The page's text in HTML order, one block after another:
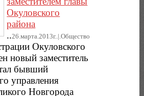
Окуловского
района
..26.марта.2013г..|.Общество
Окуловского
новый заместитель
бывший
управления
Новгорода